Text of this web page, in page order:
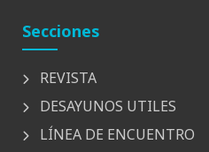
Secciones
REVISTA
DESAYUNOS UTILES
LÍNEA DE ENCUENTRO